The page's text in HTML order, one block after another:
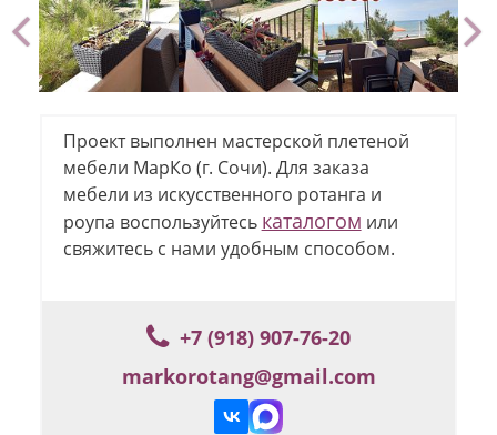
Проект выполнен мастерской плетеной
мебели МарКо (г. Сочи). Для заказа
мебели из искусственного ротанга и
роупа воспользуйтесь каталогом или
свяжитесь с нами удобным способом.
+7 (918) 907-76-20
markorotang@gmail.com